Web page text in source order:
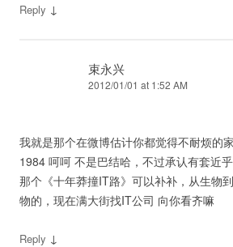
Reply ↓
束永兴
2012/01/01 at 1:52 AM
我就是那个在微博估计你都觉得不耐烦的
1984 呵呵 不是巴结哈，不过承认有套近
那个《十年莽撞IT路》可以补补，从生物
物的，现在满大街找IT公司 向你看齐嘛
Reply ↓